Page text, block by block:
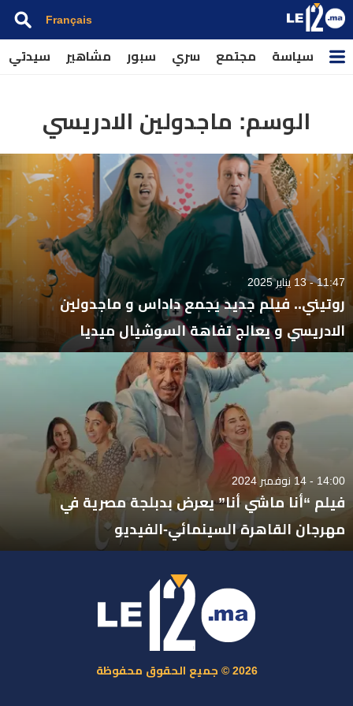
Français
سياسة مجتمع سري سبور مشاهير سيدتي
الوسم: ماجدولين الادريسي
11:47 - 13 يناير 2025
روتيني.. فيلم جديد يجمع داداس و ماجدولين
الادريسي و يعالج تفاهة السوشيال ميديا
14:00 - 14 نوفمبر 2024
فيلم “أنا ماشي أنا” يعرض بدبلجة مصرية في
مهرجان القاهرة السينمائي-الفيديو
2026 © جميع الحقوق محفوظة